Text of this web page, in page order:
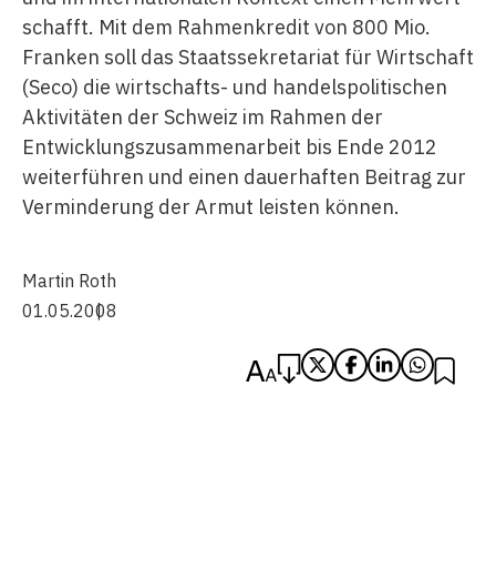
schafft. Mit dem Rahmenkredit von 800 Mio.
Franken soll das Staatssekretariat für Wirtschaft
(Seco) die wirtschafts- und handelspolitischen
Aktivitäten der Schweiz im Rahmen der
Entwicklungszusammenarbeit bis Ende 2012
weiterführen und einen dauerhaften Beitrag zur
Verminderung der Armut leisten können.
Martin Roth
01.05.2008